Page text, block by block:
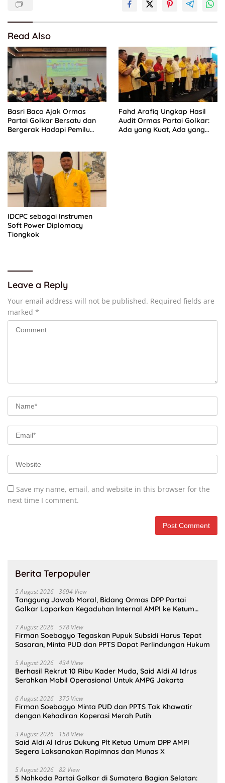
Read Also
Basri Baco Ajak Ormas
Partai Golkar Bersatu dan
Bergerak Hadapi Pemilu
Fahd Arafiq Ungkap Hasil
Audit Ormas Partai Golkar:
Ada yang Kuat, Ada yang
IDCPC sebagai Instrumen
Soft Power Diplomacy
Tiongkok
Leave a Reply
Your email address will not be published. Required fields are
marked *
Save my name, email, and website in this browser for the
next time I comment.
Berita Terpopuler
5 August 2026 3694 View
Tanggung Jawab Moral, Bidang Ormas DPP Partai
Golkar Laporkan Kegaduhan Internal AMPI ke Ketum
7 August 2026 578 View
Firman Soebagyo Tegaskan Pupuk Subsidi Harus Tepat
Sasaran, Minta PUD dan PPTS Dapat Perlindungan Hukum
5 August 2026 434 View
Berhasil Rekrut 10 Ribu Kader Muda, Said Aldi Al Idrus
Serahkan Mobil Operasional Untuk AMPG Jakarta
6 August 2026 375 View
Firman Soebagyo Minta PUD dan PPTS Tak Khawatir
dengan Kehadiran Koperasi Merah Putih
3 August 2026 158 View
Said Aldi Al Idrus Dukung Plt Ketua Umum DPP AMPI
Segera Laksanakan Rapimnas dan Munas X
5 August 2026 82 View
5 Nahkoda Partai Golkar di Sumatera Bagian Selatan: